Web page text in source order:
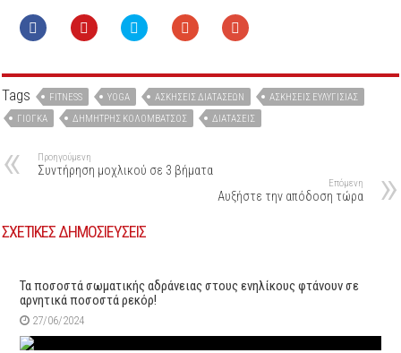
Tags FITNESS YOGA ΑΣΚΉΣΕΙΣ ΔΙΑΤΆΣΕΩΝ
ΑΣΚΉΣΕΙΣ ΕΥΛΥΓΙΣΊΑΣ
ΓΙΌΓΚΑ
ΔΗΜΉΤΡΗΣ ΚΟΛΟΜΒΆΤΣΟΣ ΔΙΑΤΆΣΕΙΣ
Προηγούμενη
Συντήρηση μοχλικού σε 3 βήματα
Επόμενη
Αυξήστε την απόδοση τώρα
ΣΧΕΤΙΚΕΣ ΔΗΜΟΣΙΕΥΣΕΙΣ
Τα ποσοστά σωματικής αδράνειας στους ενηλίκους φτάνουν σε
αρνητικά ποσοστά ρεκόρ!
27/06/2024